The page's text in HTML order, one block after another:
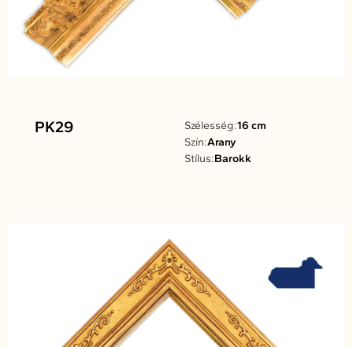
PK29 Szélesség:16 cm
Szín:Arany
Stílus:Barokk